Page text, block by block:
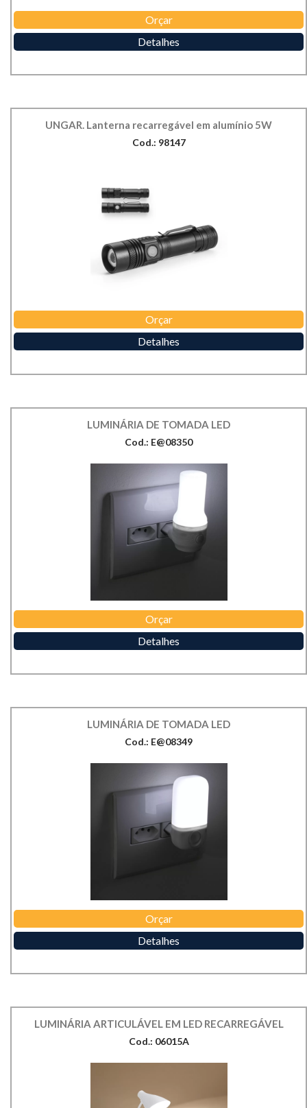
Orçar
Detalhes
UNGAR. Lanterna recarregável em alumínio 5W
Cod.: 98147
Orçar
Detalhes
LUMINÁRIA DE TOMADA LED
Cod.: E@08350
Orçar
Detalhes
LUMINÁRIA DE TOMADA LED
Cod.: E@08349
Orçar
Detalhes
LUMINÁRIA ARTICULÁVEL EM LED RECARREGÁVEL
Cod.: 06015A